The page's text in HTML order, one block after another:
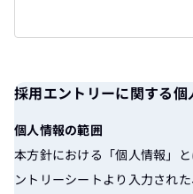
採用エントリーに関する
個人情報の範囲
本方針における「個人情報」
ントリーシートより入力され